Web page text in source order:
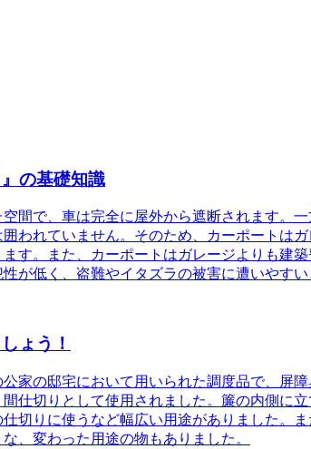
の基礎知識
間で、車は完全に屋外から遮断されます。
われていません。 そのため、カーポートは
す。また、カーポートはガレージよりも建
が低く、盗難やイタズラの被害に遭いやすい
ょう！
家の邸宅において用いられた調度品で、屏障
仕切りとして使用されました。簾の内側に
切りに使うなど幅広い用途がありました。
、変わった用途の物もありました。